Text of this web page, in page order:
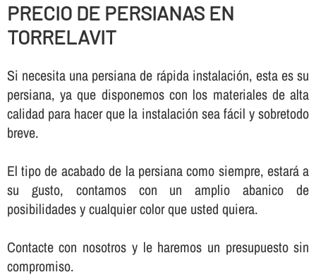
PRECIO DE PERSIANAS EN
TORRELAVIT
Si necesita una persiana de rápida instalación, esta es su
persiana, ya que disponemos con los materiales de alta
calidad para hacer que la instalación sea fácil y sobretodo
breve.
El tipo de acabado de la persiana como siempre, estará a
su gusto, contamos con un amplio abanico de
posibilidades y cualquier color que usted quiera.
Contacte con nosotros y le haremos un presupuesto sin
compromiso.